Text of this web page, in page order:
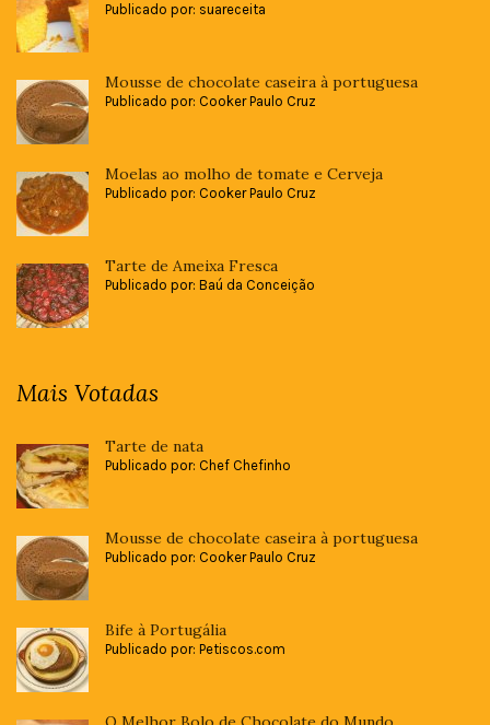
Publicado por: suareceita
Mousse de chocolate caseira à portuguesa
Publicado por: Cooker Paulo Cruz
Moelas ao molho de tomate e Cerveja
Publicado por: Cooker Paulo Cruz
Tarte de Ameixa Fresca
Publicado por: Baú da Conceição
Mais Votadas
Tarte de nata
Publicado por: Chef Chefinho
Mousse de chocolate caseira à portuguesa
Publicado por: Cooker Paulo Cruz
Bife à Portugália
Publicado por: Petiscos.com